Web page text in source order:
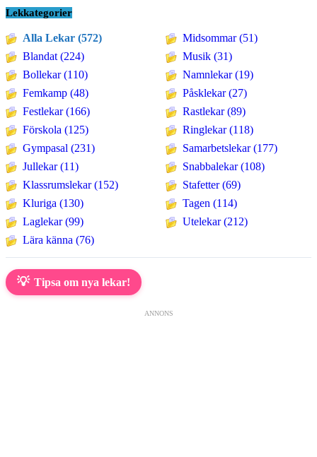
Lekkategorier
Alla Lekar (572)
Blandat (224)
Bollekar (110)
Femkamp (48)
Festlekar (166)
Förskola (125)
Gympasal (231)
Jullekar (11)
Klassrumslekar (152)
Kluriga (130)
Laglekar (99)
Lära känna (76)
Midsommar (51)
Musik (31)
Namnlekar (19)
Påsklekar (27)
Rastlekar (89)
Ringlekar (118)
Samarbetslekar (177)
Snabbalekar (108)
Stafetter (69)
Tagen (114)
Utelekar (212)
💡 Tipsa om nya lekar!
ANNONS